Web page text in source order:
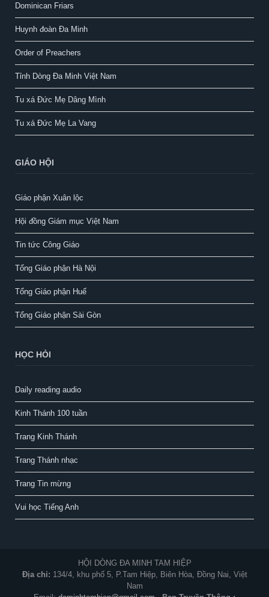
Dominican Friars
Huynh đoàn Đa Minh
Order of Preachers
Tỉnh Dòng Đa Minh Việt Nam
Tu xá Đức Mẹ Dâng Mình
Tu xá Đức Mẹ La Vang
GIÁO HỘI
Giáo phận Xuân lộc
Hội đồng Giám mục Việt Nam
Tin tức Công Giáo
Tổng Giáo phận Hà Nội
Tổng Giáo phận Huế
Tổng Giáo phận Sài Gòn
HỌC HỎI
Daily reading audio
Kinh Thánh 100 tuần
Trang Kinh Thánh
Trang Thánh nhạc
Trang Tin mừng
Vui học Tiếng Anh
HỘI DÒNG ĐA MINH TAM HIỆP
Địa chỉ: 134/4, khu phố 5, P.Tam Hiệp, Biên Hòa, Đồng Nai, Việt
Nam